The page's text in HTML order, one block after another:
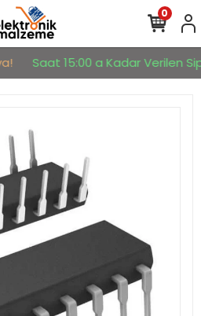
Saat 15:00 a Kadar Verilen
0